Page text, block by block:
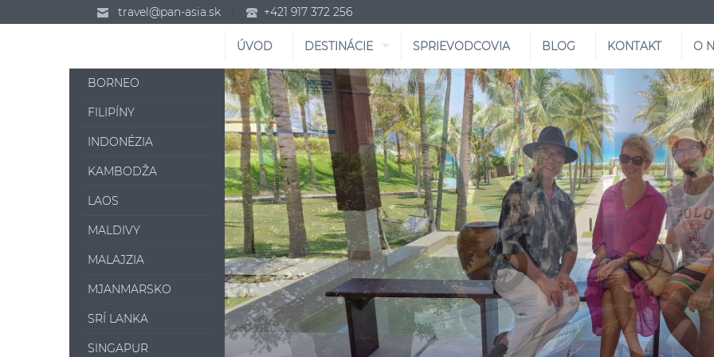
travel@pan-asia.sk +421 917 372 256
ÚVOD DESTINÁCIE SPRIEVODCOVIA BLOG KONTAKT O
BORNEO
FILIPÍNY
INDONÉZIA
KAMBODŽA
LAOS
MALDIVY
MALAJZIA
MJANMARSKO
SRÍ LANKA
SINGAPUR